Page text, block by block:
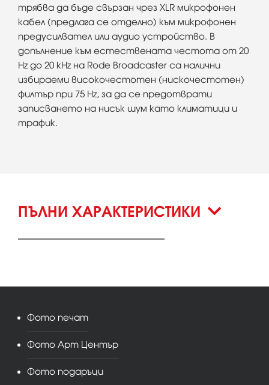
трябва да бъде свързан чрез XLR микрофонен
кабел (предлага се отделно) към микрофонен
предусилвател или аудио устройство. В
допълнение към естествената честота от 20
Hz до 20 kHz на Rode Broadcaster са налични
избираеми високочестотен (нискочестотен)
филтър при 75 Hz, за да се предотврати
записването на нисък шум като климатици и
трафик.
ПЪЛНИ ХАРАКТЕРИСТИКИ
Фото печат
Фото Арт Център
Фото подаръци